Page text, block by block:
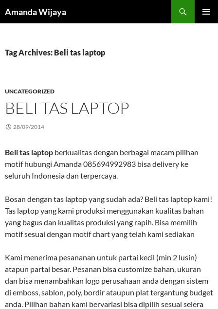
Amanda Wijaya
Tag Archives: Beli tas laptop
UNCATEGORIZED
BELI TAS LAPTOP
28/09/2014
Beli tas laptop berkualitas dengan berbagai macam pilihan
motif hubungi Amanda 085694992983 bisa delivery ke
seluruh Indonesia dan terpercaya.
Bosan dengan tas laptop yang sudah ada? Beli tas laptop kami!
Tas laptop yang kami produksi menggunakan kualitas bahan
yang bagus dan kualitas produksi yang rapih. Bisa memilih
motif sesuai dengan motif chart yang telah kami sediakan
Kami menerima pesananan untuk partai kecil (min 2 lusin)
atapun partai besar. Pesanan bisa customize bahan, ukuran
dan bisa menambahkan logo perusahaan anda dengan sistem
di emboss, sablon, poly, bordir ataupun plat tergantung budget
anda. Pilihan bahan kami bervariasi bisa dipilih sesuai selera